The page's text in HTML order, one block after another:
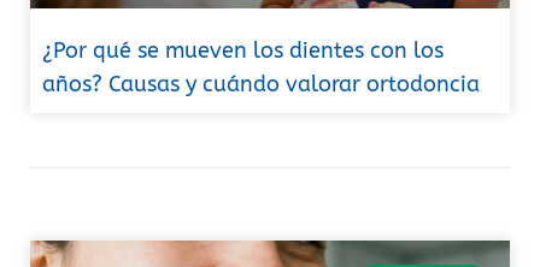
¿Por qué se mueven los dientes con los
años? Causas y cuándo valorar ortodoncia